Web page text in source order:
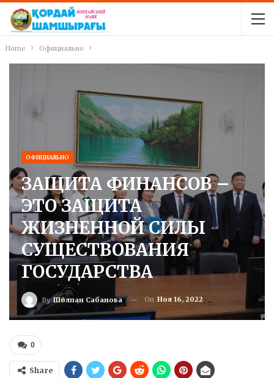
Home Официально
ОФИЦИАЛЬНО
ЗАЩИТА ФИНАНСОВ –
ЭТО ЗАЩИТА
ЖИЗНЕННОЙ СИЛЫ
СУЩЕСТВОВАНИЯ
ГОСУДАРСТВА
ByШолпан Сабанова On Ноя 16, 2022
0
Share